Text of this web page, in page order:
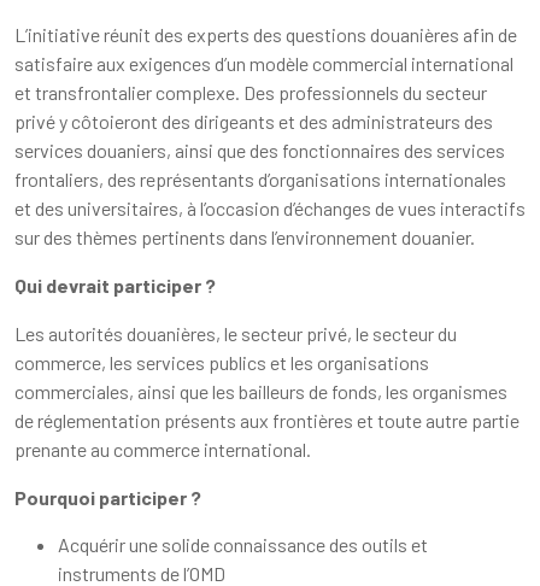
L’initiative réunit des experts des questions douanières afin de
satisfaire aux exigences d’un modèle commercial international
et transfrontalier complexe. Des professionnels du secteur
privé y côtoieront des dirigeants et des administrateurs des
services douaniers, ainsi que des fonctionnaires des services
frontaliers, des représentants d’organisations internationales
et des universitaires, à l’occasion d’échanges de vues interactifs
sur des thèmes pertinents dans l’environnement douanier.
Qui devrait participer ?
Les autorités douanières, le secteur privé, le secteur du
commerce, les services publics et les organisations
commerciales, ainsi que les bailleurs de fonds, les organismes
de réglementation présents aux frontières et toute autre partie
prenante au commerce international.
Pourquoi participer ?
Acquérir une solide connaissance des outils et
instruments de l’OMD